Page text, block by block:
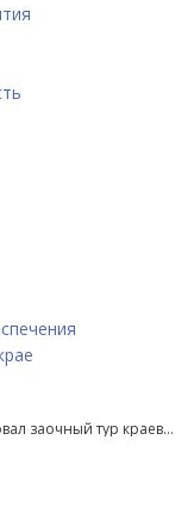
30 января стартовал заочный тур краевого конкурса «Лучший выпускник среднего профессионального образования –2017»